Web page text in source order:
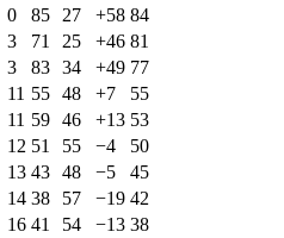
0 85 27 +58 84
3 71 25 +46 81
3 83 34 +49 77
11 55 48 +7
55
11 59 46 +13 53
12 51 55 −4
50
13 43 48 −5
45
14 38 57 −19 42
16 41 54 −13 38